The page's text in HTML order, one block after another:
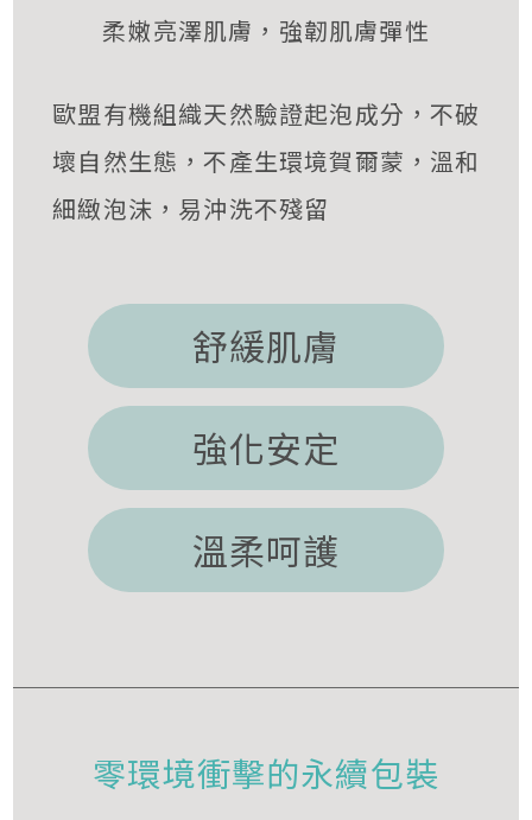
柔嫩亮澤肌膚，強韌肌膚彈性
歐盟有機組織天然驗證起泡成分，不破
壞自然生態，不產生環境賀爾蒙，溫和
細緻泡沫，易沖洗不殘留
舒緩肌膚
強化安定
溫柔呵護
零環境衝擊的永續包裝